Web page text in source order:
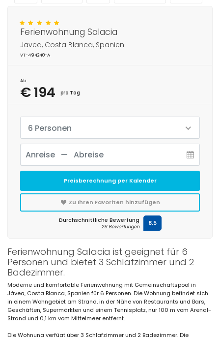
Ferienwohnung Salacia ist geeignet für 6
Personen und bietet 3 Schlafzimmer und 2
Badezimmer.
Moderne und komfortable Ferienwohnung mit Gemeinschaftspool in
Jávea, Costa Blanca, Spanien für 6 Personen. Die Wohnung befindet sich
in einem Wohngebiet am Strand, in der Nähe von Restaurants und Bars,
Geschäften, Supermärkten und einem Tennisplatz, nur 100 m vom Arenal-
Strand und 0,1 km vom Mittelmeer entfernt.
Die Wohnung verfügt über 3 Schlafzimmer und 2 Badezimmer. Die
Ferienwohnung Salacia
Javea, Costa Blanca, Spanien
VT-494240-A
Ab
€ 194 pro Tag
6 Personen
Preisberechnung per Kalender
Zu Ihren Favoriten hinzufügen
Durchschnittliche Bewertung
26 Bewertungen 8,5